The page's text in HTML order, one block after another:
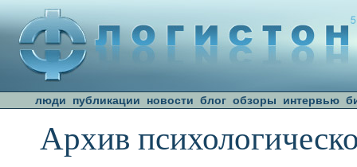
люди публикации новости блог обзоры интервью
Архив